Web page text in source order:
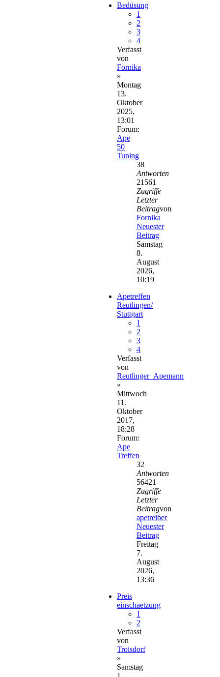
Bedüsung
1
2
3
4
Verfasst
von
Fornika
»
Montag
13.
Oktober
2025,
13:01
Forum:
Ape
50
Tuning
38
Antworten
21561
Zugriffe
Letzter
Beitragvon
Fornika
Neuester
Beitrag
Samstag
8.
August
2026,
10:19
Apetreffen
Reutlingen/
Stuttgart
1
2
3
4
Verfasst
von
Reutlinger_Apemann
»
Mittwoch
11.
Oktober
2017,
18:28
Forum:
Ape
Treffen
32
Antworten
56421
Zugriffe
Letzter
Beitragvon
apetreiber
Neuester
Beitrag
Freitag
7.
August
2026,
13:36
Preis
einschaetzung
1
2
Verfasst
von
Troisdorf
»
Samstag